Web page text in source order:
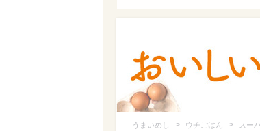
うまいめし > ウチごはん > スー